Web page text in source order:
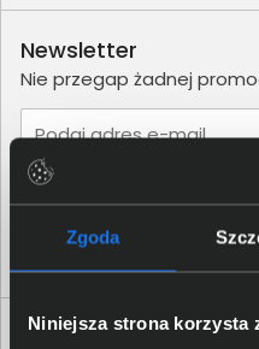
Zgoda
Niniejsza strona korzysta
Dla Firm i Instytucji
Newsletter
Nie przegap żadnej
Podaj adres e-mail